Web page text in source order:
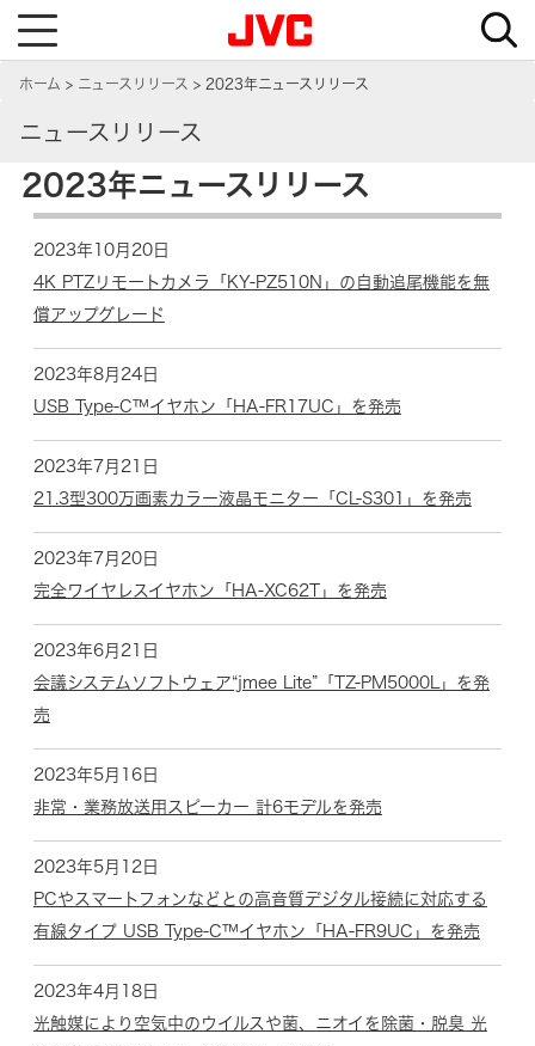
T
l
n
a
i
g
t
i
o
n
ホーム ニュースリリース 2023年ニュースリリース
ニュースリリース
2023年ニュースリリース
2023年10月20日
4K PTZリモートカメラ「KY-PZ510N」の自動追尾機能を無
償アップグレード
2023年8月24日
USB Type-C™イヤホン「HA-FR17UC」を発売
2023年7月21日
21.3型300万画素カラー液晶モニター「CL-S301」を発売
2023年7月20日
完全ワイヤレスイヤホン「HA-XC62T」を発売
2023年6月21日
会議システムソフトウェア“jmee Lite”「TZ-PM5000L」を発
売
2023年5月16日
非常・業務放送用スピーカー 計6モデルを発売
2023年5月12日
PCやスマートフォンなどとの高音質デジタル接続に対応する
有線タイプ USB Type-C™イヤホン「HA-FR9UC」を発売
2023年4月18日
光触媒により空気中のウイルスや菌、ニオイを除菌・脱臭 光